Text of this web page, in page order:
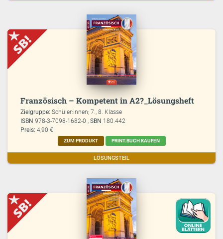
Französisch – Kompetent in A2?_Lösungsheft
Zielgruppe:Schüler:innen; 7., 8. Klasse
ISBN978-3-7098-1682-0 ,SBN 180.442
Preis: 4,90 €
ZUM PRODUKT PRINT.BUCH KAUFEN
LÖSUNGSTEIL